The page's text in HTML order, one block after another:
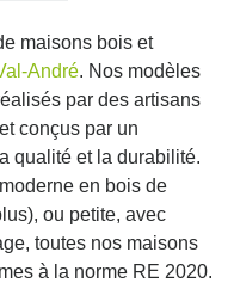
maisons bois et
André. Nos modèles
par des artisans
conçus par un
qualité et la durabilité.
en bois de
ou petite, avec
toutes nos maisons
à la norme RE 2020.